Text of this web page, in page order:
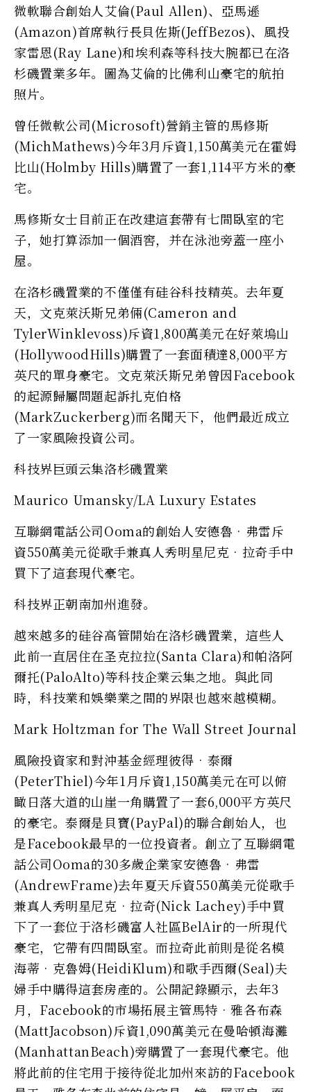
微軟聯合創始人艾倫(Paul Allen)、亞馬遜
(Amazon)首席執行長貝佐斯(JeffBezos)、風投
家雷恩(Ray Lane)和埃利森等科技大腕都已在洛
杉磯置業多年。圖為艾倫的比佛利山豪宅的航拍
照片。
曾任微軟公司(Microsoft)營銷主管的馬修斯
(MichMathews)今年3月斥資1,150萬美元在霍姆
比山(Holmby Hills)購置了一套1,114平方米的豪
宅。
馬修斯女士目前正在改建這套帶有七間臥室的宅
子，她打算添加一個酒窖，并在泳池旁蓋一座小
屋。
在洛杉磯置業的不僅僅有硅谷科技精英。去年夏
天，文克萊沃斯兄弟倆(Cameron and
TylerWinklevoss)斥資1,800萬美元在好萊塢山
(HollywoodHills)購置了一套面積達8,000平方
英尺的單身豪宅。文克萊沃斯兄弟曾因Facebook
的起源歸屬問題起訴扎克伯格
(MarkZuckerberg)而名聞天下，他們最近成立
了一家風險投資公司。
科技界巨頭云集洛杉磯置業
Maurico Umansky/LA Luxury Estates
互聯網電話公司Ooma的創始人安德魯•弗雷斥
資550萬美元從歌手兼真人秀明星尼克•拉奇手中
買下了這套現代豪宅。
科技界正朝南加州進發。
越來越多的硅谷高管開始在洛杉磯置業，這些人
此前一直居住在圣克拉拉(Santa Clara)和帕洛阿
爾托(PaloAlto)等科技企業云集之地。與此同
時，科技業和娛樂業之間的界限也越來越模糊。
Mark Holtzman for The Wall Street Journal
風險投資家和對沖基金經理彼得•泰爾
(PeterThiel)今年1月斥資1,150萬美元在可以俯
瞰日落大道的山崖一角購置了一套6,000平方英尺
的豪宅。泰爾是貝寶(PayPal)的聯合創始人，也
是Facebook最早的一位投資者。創立了互聯網電
話公司Ooma的30多歲企業家安德魯•弗雷
(AndrewFrame)去年夏天斥資550萬美元從歌手
兼真人秀明星尼克•拉奇(Nick Lachey)手中買
下了一套位于洛杉磯富人社區BelAir的一所現代
豪宅，它帶有四間臥室。而拉奇此前則是從名模
海蒂•克魯姆(HeidiKlum)和歌手西爾(Seal)夫
婦手中購得這套房產的。公開記錄顯示，去年3
月，Facebook的市場拓展主管馬特•雅各布森
(MattJacobson)斥資1,090萬美元在曼哈頓海灘
(ManhattanBeach)旁購置了一套現代豪宅。他
將此前的住宅用于接待從北加州來訪的Facebook